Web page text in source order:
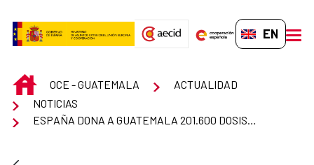
EN-GB
INICIOOCE - GUATEMALA
ACTUALIDAD
NOTICIAS